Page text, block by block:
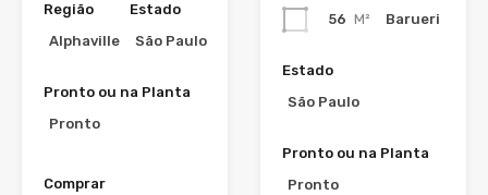
Região
Alphaville
Estado
São Paulo
Pronto ou na Planta
Pronto
Comprar
56 M²
Barueri
Estado
São Paulo
Pronto ou na Planta
Pronto